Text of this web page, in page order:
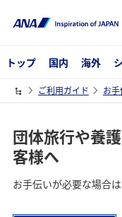
トップ 国内 海外
ご利用ガイド お
団体旅行や養
客様へ
お手伝いが必要な場合